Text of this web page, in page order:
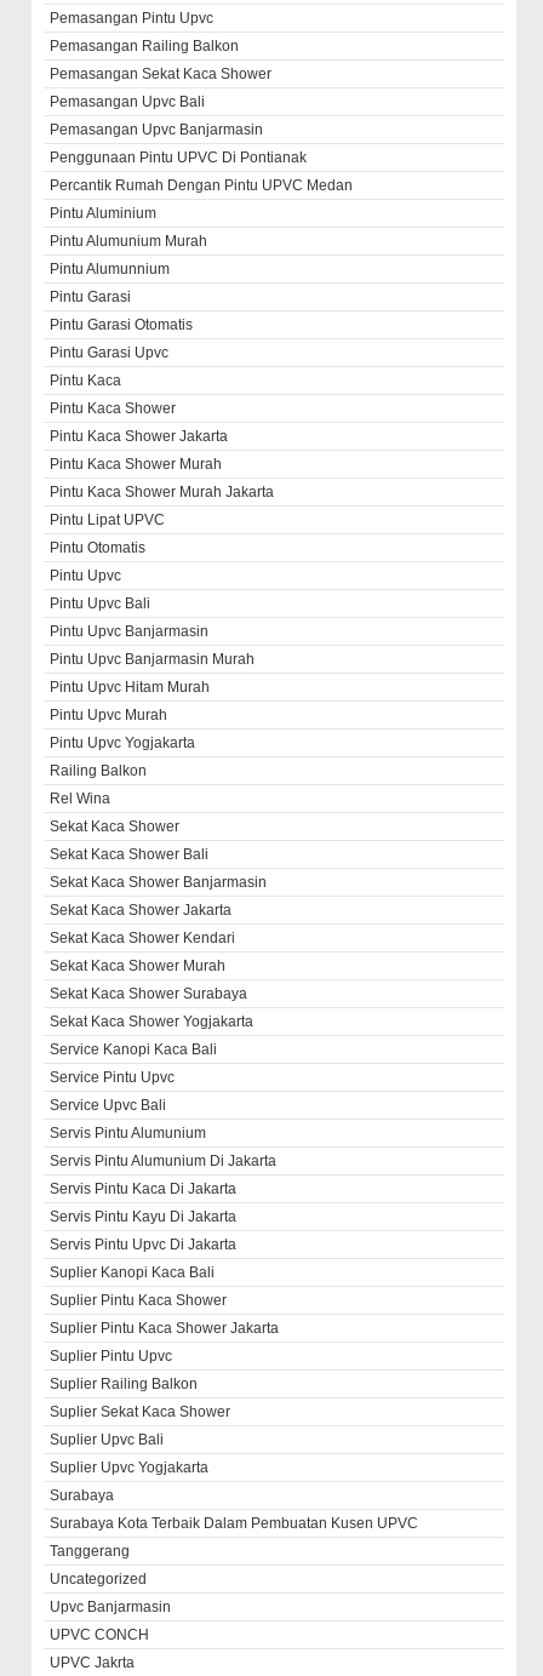
Pemasangan Pintu Upvc
Pemasangan Railing Balkon
Pemasangan Sekat Kaca Shower
Pemasangan Upvc Bali
Pemasangan Upvc Banjarmasin
Penggunaan Pintu UPVC Di Pontianak
Percantik Rumah Dengan Pintu UPVC Medan
Pintu Aluminium
Pintu Alumunium Murah
Pintu Alumunnium
Pintu Garasi
Pintu Garasi Otomatis
Pintu Garasi Upvc
Pintu Kaca
Pintu Kaca Shower
Pintu Kaca Shower Jakarta
Pintu Kaca Shower Murah
Pintu Kaca Shower Murah Jakarta
Pintu Lipat UPVC
Pintu Otomatis
Pintu Upvc
Pintu Upvc Bali
Pintu Upvc Banjarmasin
Pintu Upvc Banjarmasin Murah
Pintu Upvc Hitam Murah
Pintu Upvc Murah
Pintu Upvc Yogjakarta
Railing Balkon
Rel Wina
Sekat Kaca Shower
Sekat Kaca Shower Bali
Sekat Kaca Shower Banjarmasin
Sekat Kaca Shower Jakarta
Sekat Kaca Shower Kendari
Sekat Kaca Shower Murah
Sekat Kaca Shower Surabaya
Sekat Kaca Shower Yogjakarta
Service Kanopi Kaca Bali
Service Pintu Upvc
Service Upvc Bali
Servis Pintu Alumunium
Servis Pintu Alumunium Di Jakarta
Servis Pintu Kaca Di Jakarta
Servis Pintu Kayu Di Jakarta
Servis Pintu Upvc Di Jakarta
Suplier Kanopi Kaca Bali
Suplier Pintu Kaca Shower
Suplier Pintu Kaca Shower Jakarta
Suplier Pintu Upvc
Suplier Railing Balkon
Suplier Sekat Kaca Shower
Suplier Upvc Bali
Suplier Upvc Yogjakarta
Surabaya
Surabaya Kota Terbaik Dalam Pembuatan Kusen UPVC
Tanggerang
Uncategorized
Upvc Banjarmasin
UPVC CONCH
UPVC Jakrta